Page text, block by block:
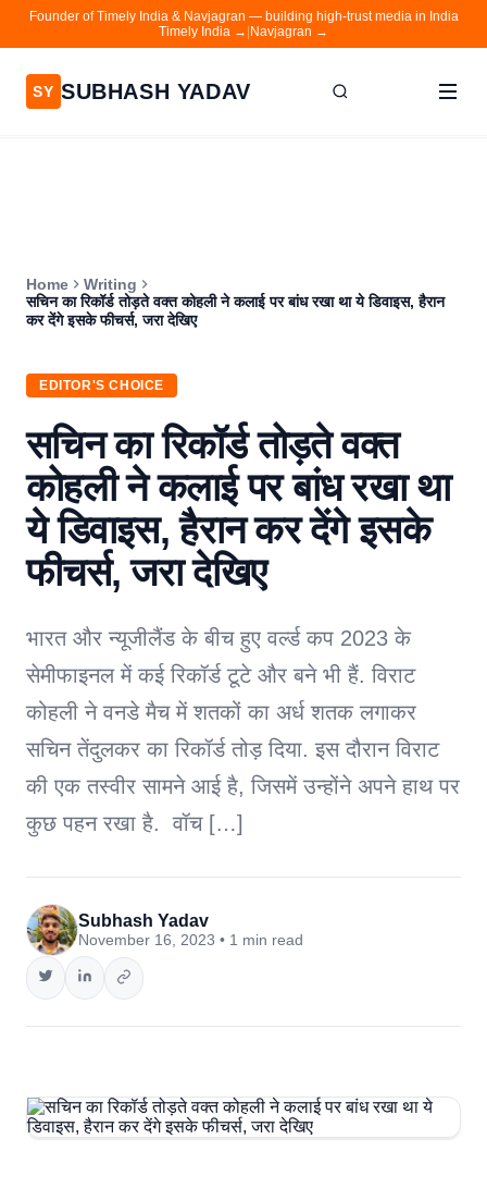
Founder of Timely India & Navjagran — building high-trust media in India
Timely India → Navjagran →
SY SUBHASH YADAV
Contact
Navjagran
Home
Writing
सचिन का रिकॉर्ड तोड़ते वक्त कोहली ने कलाई पर बांध रखा था ये डिवाइस, हैरान
कर देंगे इसके फीचर्स, जरा देखिए
EDITOR'S CHOICE
सचिन का रिकॉर्ड तोड़ते वक्त
कोहली ने कलाई पर बांध रखा था
ये डिवाइस, हैरान कर देंगे इसके
फीचर्स, जरा देखिए
भारत और न्यूजीलैंड के बीच हुए वर्ल्ड कप 2023 के
सेमीफाइनल में कई रिकॉर्ड टूटे और बने भी हैं. विराट
कोहली ने वनडे मैच में शतकों का अर्ध शतक लगाकर
सचिन तेंदुलकर का रिकॉर्ड तोड़ दिया. इस दौरान विराट
की एक तस्वीर सामने आई है, जिसमें उन्होंने अपने हाथ पर
कुछ पहन रखा है. वॉच […]
Subhash Yadav
November 16, 2023 • 1 min read